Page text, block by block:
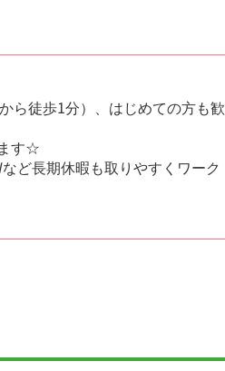
ら徒歩1分）、はじめての方も歓
す☆
ど長期休暇も取りやすくワーク